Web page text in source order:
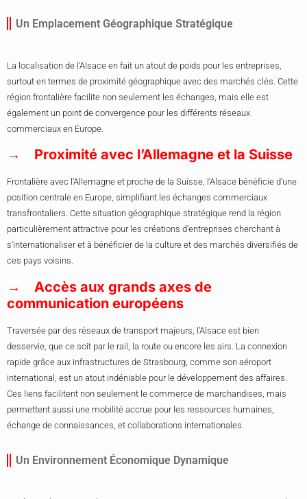
Un Emplacement Géographique Stratégique
La localisation de l’Alsace en fait un atout de poids pour les entreprises,
surtout en termes de proximité géographique avec des marchés clés. Cette
région frontalière facilite non seulement les échanges, mais elle est
également un point de convergence pour les différents réseaux
commerciaux en Europe.
Proximité avec l’Allemagne et la Suisse
Frontalière avec l’Allemagne et proche de la Suisse, l’Alsace bénéficie d’une
position centrale en Europe, simplifiant les échanges commerciaux
transfrontaliers. Cette situation géographique stratégique rend la région
particulièrement attractive pour les créations d’entreprises cherchant à
s’internationaliser et à bénéficier de la culture et des marchés diversifiés de
ces pays voisins.
Accès aux grands axes de
communication européens
Traversée par des réseaux de transport majeurs, l’Alsace est bien
desservie, que ce soit par le rail, la route ou encore les airs. La connexion
rapide grâce aux infrastructures de Strasbourg, comme son aéroport
international, est un atout indéniable pour le développement des affaires.
Ces liens facilitent non seulement le commerce de marchandises, mais
permettent aussi une mobilité accrue pour les ressources humaines,
échange de connaissances, et collaborations internationales.
Un Environnement Économique Dynamique